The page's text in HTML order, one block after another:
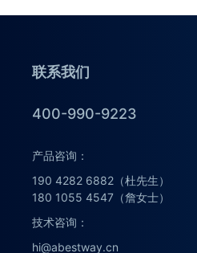
联系我们
400-990-9223
产品咨询：
190 4282 6882（杜先生）
180 1055 4547（詹女士）
技术咨询：
hi@abestway.cn